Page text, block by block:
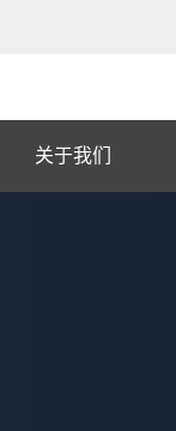
关于我们